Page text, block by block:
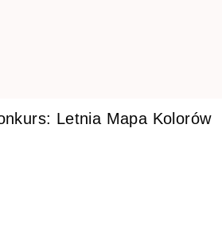
Letnia Mapa Kolorów